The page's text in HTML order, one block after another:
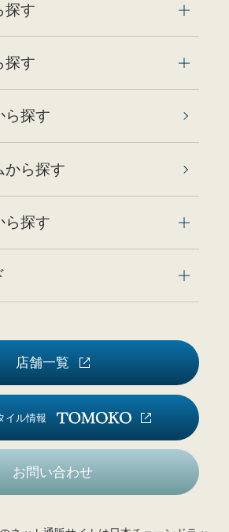
探す
探す
ら探す
から探す
ら探す
店舗一覧
イル情報
お問い合わせ